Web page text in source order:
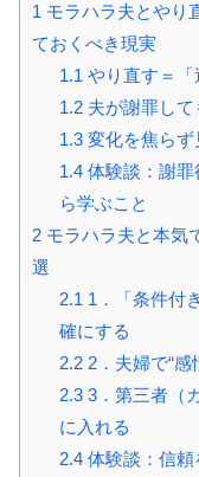
1 モラハラ夫とやり
ておくべき現実
1.1 やり直す＝
1.2夫が謝罪して
1.3変化を焦らず
1.4体験談：謝罪
ら学ぶこと
2 モラハラ夫と本気
選
2.1 1．「条件付
確にする
2.22．夫婦で“感
2.33．第三者（
に入れる
2.4体験談：信頼